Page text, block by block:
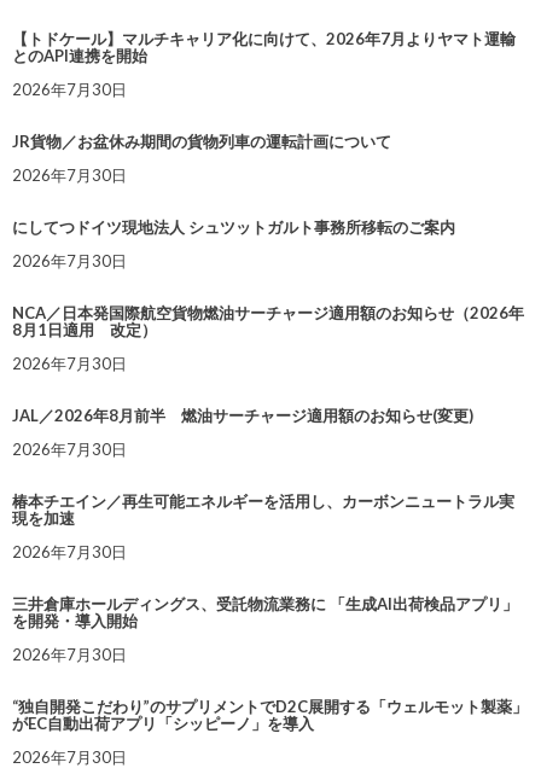
【トドケール】マルチキャリア化に向けて、2026年7月よりヤマト運輸
とのAPI連携を開始
2026年7月30日
JR貨物／お盆休み期間の貨物列車の運転計画について
2026年7月30日
にしてつドイツ現地法人 シュツットガルト事務所移転のご案内
2026年7月30日
NCA／日本発国際航空貨物燃油サーチャージ適用額のお知らせ（2026年
8月1日適用 改定）
2026年7月30日
JAL／2026年8月前半 燃油サーチャージ適用額のお知らせ(変更)
2026年7月30日
椿本チエイン／再生可能エネルギーを活用し、カーボンニュートラル実
現を加速
2026年7月30日
三井倉庫ホールディングス、受託物流業務に 「生成AI出荷検品アプリ」
を開発・導入開始
2026年7月30日
“独自開発こだわり”のサプリメントでD2C展開する「ウェルモット製薬」
がEC自動出荷アプリ「シッピーノ」を導入
2026年7月30日